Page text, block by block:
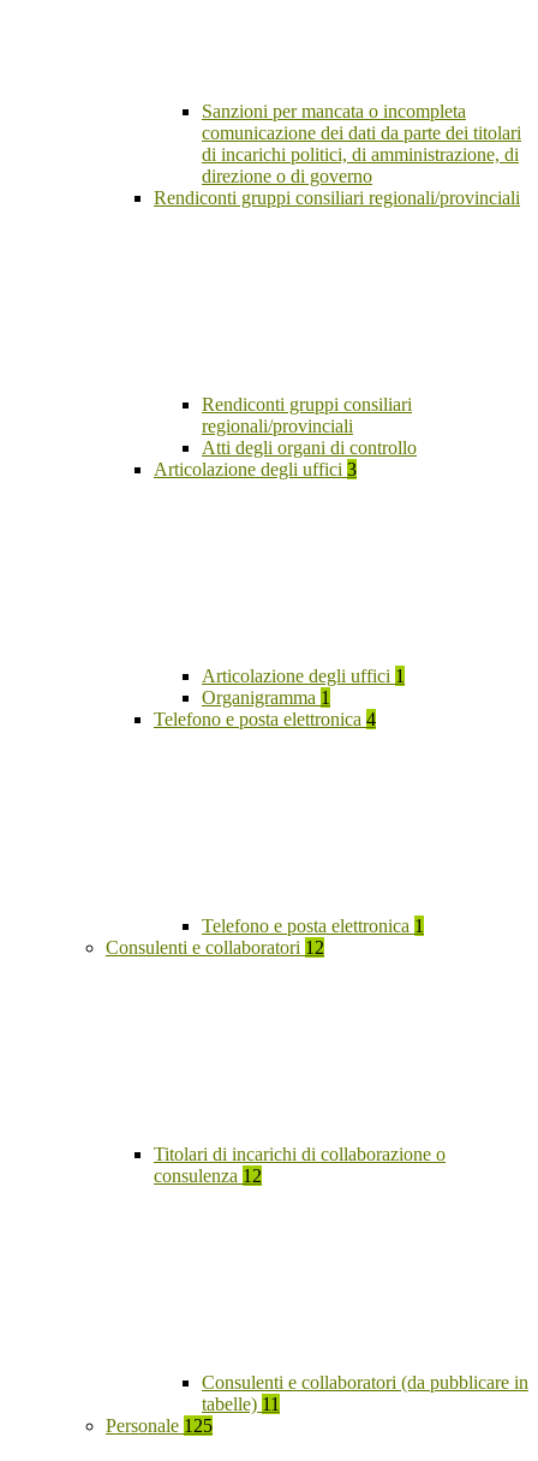
Sanzioni per mancata o incompleta
comunicazione dei dati da parte dei titolari
di incarichi politici, di amministrazione, di
direzione o di governo
Rendiconti gruppi consiliari regionali/provinciali
Rendiconti gruppi consiliari
regionali/provinciali
Atti degli organi di controllo
Articolazione degli uffici 3
Articolazione degli uffici 1
Organigramma 1
Telefono e posta elettronica 4
Telefono e posta elettronica 1
Consulenti e collaboratori 12
Titolari di incarichi di collaborazione o
consulenza 12
Consulenti e collaboratori (da pubblicare in
tabelle) 11
Personale 125